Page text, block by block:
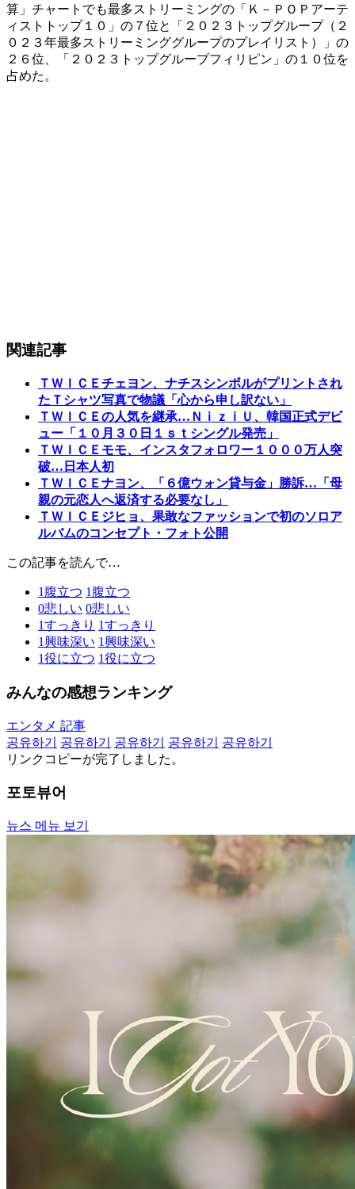
算」チャートでも最多ストリーミングの「Ｋ－ＰＯＰアーテ
ィストトップ１０」の７位と「２０２３トップグループ（２
０２３年最多ストリーミンググループのプレイリスト）」の
２６位、「２０２３トップグループフィリピン」の１０位を
占めた。
関連記事
ＴＷＩＣＥチェヨン、ナチスシンボルがプリントされ
たＴシャツ写真で物議「心から申し訳ない」
ＴＷＩＣＥの人気を継承…ＮｉｚｉＵ、韓国正式デビ
ュー「１０月３０日１ｓｔシングル発売」
ＴＷＩＣＥモモ、インスタフォロワー１０００万人突
破…日本人初
ＴＷＩＣＥナヨン、「６億ウォン貸与金」勝訴…「母
親の元恋人へ返済する必要なし」
ＴＷＩＣＥジヒョ、果敢なファッションで初のソロア
ルバムのコンセプト・フォト公開
この記事を読んで…
1 腹立つ 1 腹立つ
0悲しい 0悲しい
1すっきり 1すっきり
1興味深い 1興味深い
1役に立つ 1役に立つ
みんなの感想ランキング
エンタメ 記事
공유하기
공유하기 공유하기 공유하기
공유하기
リンクコピーが完了しました。
포토뷰어
뉴스 메뉴 보기